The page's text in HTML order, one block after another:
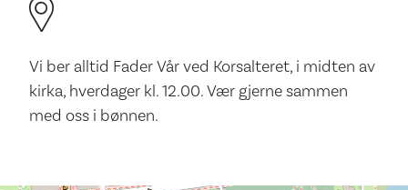
Vi ber alltid Fader Vår ved Korsalteret, i midten av
kirka, hverdager kl. 12.00. Vær gjerne sammen
med oss i bønnen.